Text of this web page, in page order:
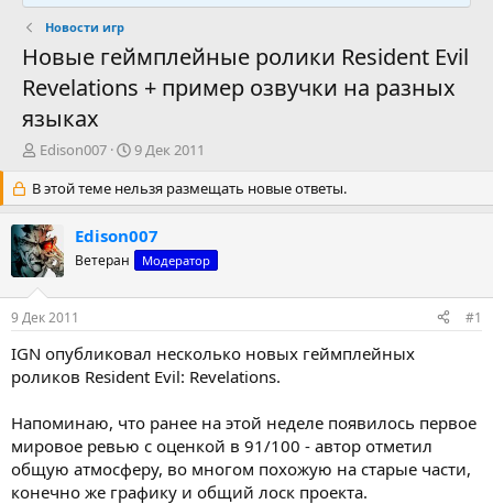
Новости игр
Новые геймплейные ролики Resident Evil
Revelations + пример озвучки на разных
языках
А
т
о
р
т
е
м
Edison007
Д
т
а
н
а
ч
а
9 Дек 2011
В этой теме нельзя размещать новые ответы.
Edison007
Ветеран Модератор
9 Дек 2011 #1
IGN опубликовал несколько новых геймплейных
роликов Resident Evil: Revelations.
Hапоминаю, что ранее на этой неделе появилось первое
мировое ревью с оценкой в 91/100 - автор отметил
общую атмосферу, во многом похожую на старые части,
конечно же графику и общий лоск проекта.